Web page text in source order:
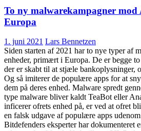
To ny malwarekampagner
Europa
1. juni 2021 Lars Bennetzen
Siden starten af 2021 har to nye typer af
enheder, primært i Europa. De er begge
der er skabt til at stjæle bankoplysninger,
Og så imiterer de populære apps for at
dem på deres enhed. Malware spredt
type malware bliver kaldt TeaBot eller
inficerer ofrets enhed på, er ved at ofret
en falsk udgave af populære apps
Bitdefenders eksperter har dokumenteret